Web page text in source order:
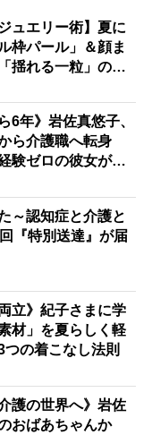
ュエリー術】夏に
枠パール」＆顔ま
揺れる一粒」の使
6年》岩佐真悠子、
ら介護職へ転身
験ゼロの彼女が見
くいられる」
～認知症と介護と
『特別送達』が届
立》紀子さまに学
材」を夏らしく軽
の着こなし法則
護の世界へ》岩佐
おばあちゃんか